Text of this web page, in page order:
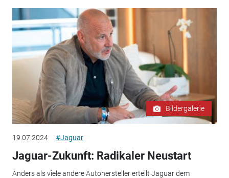
Bildergalerie
19.07.2024 #Jaguar
Jaguar-Zukunft: Radikaler Neustart
Anders als viele andere Autohersteller erteilt Jaguar dem